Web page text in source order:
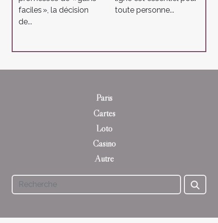
faciles », la décision
de...
toute personne...
Paris
Cartes
Loto
Casino
Autre